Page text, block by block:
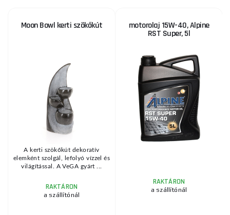
Moon Bowl kerti szökőkút
A kerti szökőkút dekoratív
elemként szolgál, lefolyó vízzel és
világítással. A VeGA gyárt ...
RAKTÁRON
a szállítónál
motorolaj 15W-40, Alpine
RST Super, 5l
RAKTÁRON
a szállítónál